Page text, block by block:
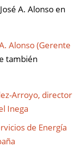
Alonso (Gerente
también
Arroyo, director
Inega
de Energía